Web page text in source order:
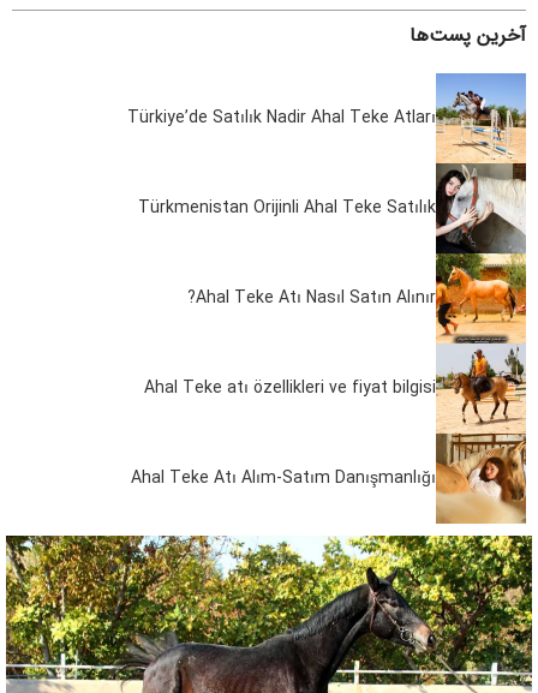
آخرین پست‌ها
Türkiye’de Satılık Nadir Ahal Teke Atları
Türkmenistan Orijinli Ahal Teke Satılık
Ahal Teke Atı Nasıl Satın Alınır?
Ahal Teke atı özellikleri ve fiyat bilgisi
Ahal Teke Atı Alım-Satım Danışmanlığı